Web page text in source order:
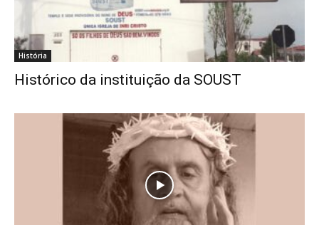
História
Histórico da instituição da SOUST